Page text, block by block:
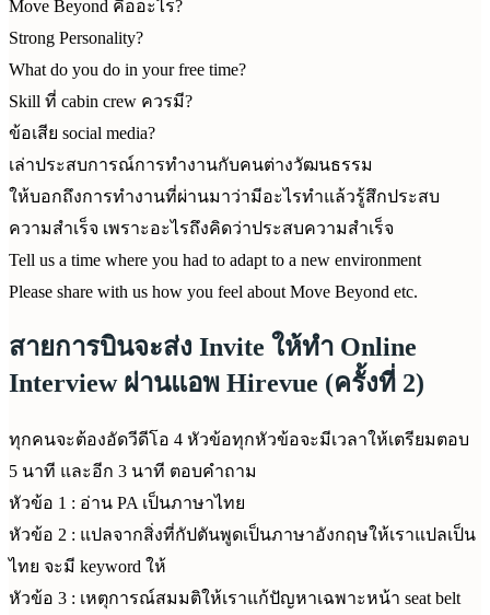
Move Beyond คืออะไร?
Strong Personality?
What do you do in your free time?
Skill ที่ cabin crew ควรมี?
ข้อเสีย social media?
เล่าประสบการณ์การทำงานกับคนต่างวัฒนธรรม
ให้บอกถึงการทำงานที่ผ่านมาว่ามีอะไรทำแล้วรู้สึกประสบ
ความสำเร็จ เพราะอะไรถึงคิดว่าประสบความสำเร็จ
Tell us a time where you had to adapt to a new environment
Please share with us how you feel about Move Beyond etc.
สายการบินจะส่ง Invite ให้ทำ Online
Interview ผ่านแอพ Hirevue (ครั้งที่ 2)
ทุกคนจะต้องอัดวีดีโอ 4 หัวข้อทุกหัวข้อจะมีเวลาให้เตรียมตอบ
5 นาที และอีก 3 นาที ตอบคำถาม
หัวข้อ 1 : อ่าน PA เป็นภาษาไทย
หัวข้อ 2 : แปลจากสิ่งที่กัปตันพูดเป็นภาษาอังกฤษให้เราแปลเป็น
ไทย จะมี keyword ให้
หัวข้อ 3 : เหตุการณ์สมมติให้เราแก้ปัญหาเฉพาะหน้า seat belt